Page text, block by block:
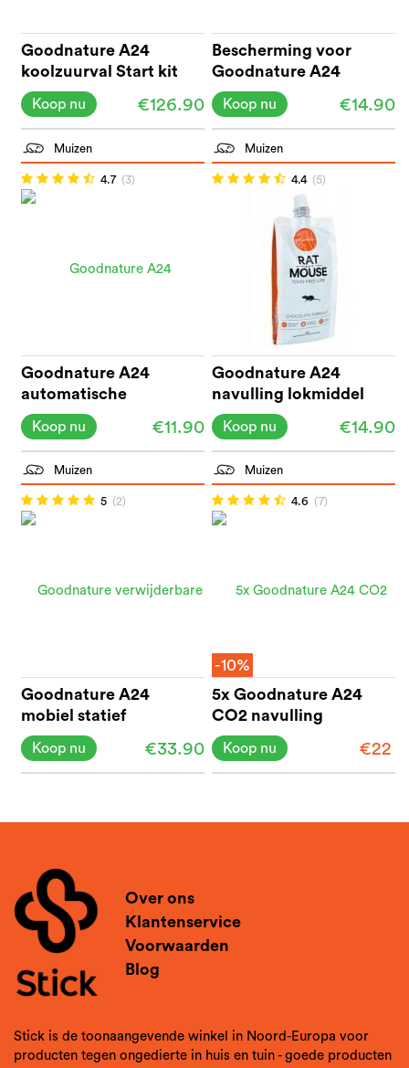
Goodnature A24
koolzuurval Start kit
€126.90
Koop nu
Bescherming voor
Goodnature A24
€14.90
Koop nu
Muizen
4.7 (3)
Goodnature A24
automatische
lokmiddelpomp 55 g
€11.90
Koop nu
Muizen
4.4 (5)
Goodnature A24
navulling lokmiddel
200g
€14.90
Koop nu
Muizen
5 (2)
Goodnature A24
mobiel statief
€33.90
Koop nu
Muizen
4.6 (7)
-10%
5x Goodnature A24
CO2 navulling
€22
Koop nu
Over ons
Klantenservice
Voorwaarden
Blog
Stick is de toonaangevende winkel in Noord-Europa voor
producten tegen ongedierte in huis en tuin - goede producten